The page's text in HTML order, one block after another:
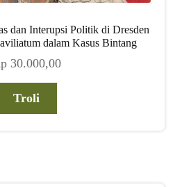
dan Interupsi Politik di Dresden
dalam Kasus Bintang
30.000,00
Troli